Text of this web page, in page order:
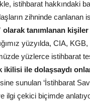
istihbarat hakkındaki
zihninde canlanan
olarak tanımlanan
yüzyılda, CIA,
yüzlerce istihbarat
ikilisi ile dolaşsaydı
sunulan ‘İstihbarat
ilgi çekici biçimde